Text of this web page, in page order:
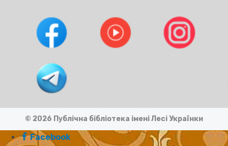
© 2026 Публічна бібліотека імені Лесі Українки
Facebook